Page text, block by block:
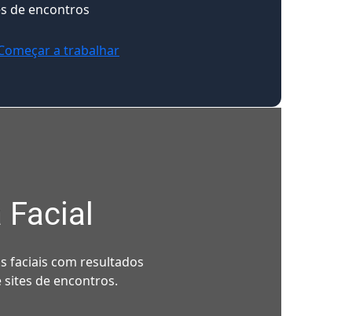
de encontros
a trabalhar
faciais com resultados
de encontros.